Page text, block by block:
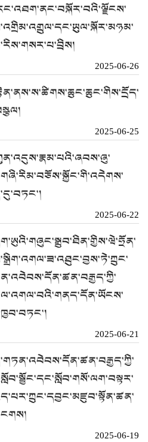
2025-06-26
2025-06-25
2025-06-22
2025-06-21
2025-06-19